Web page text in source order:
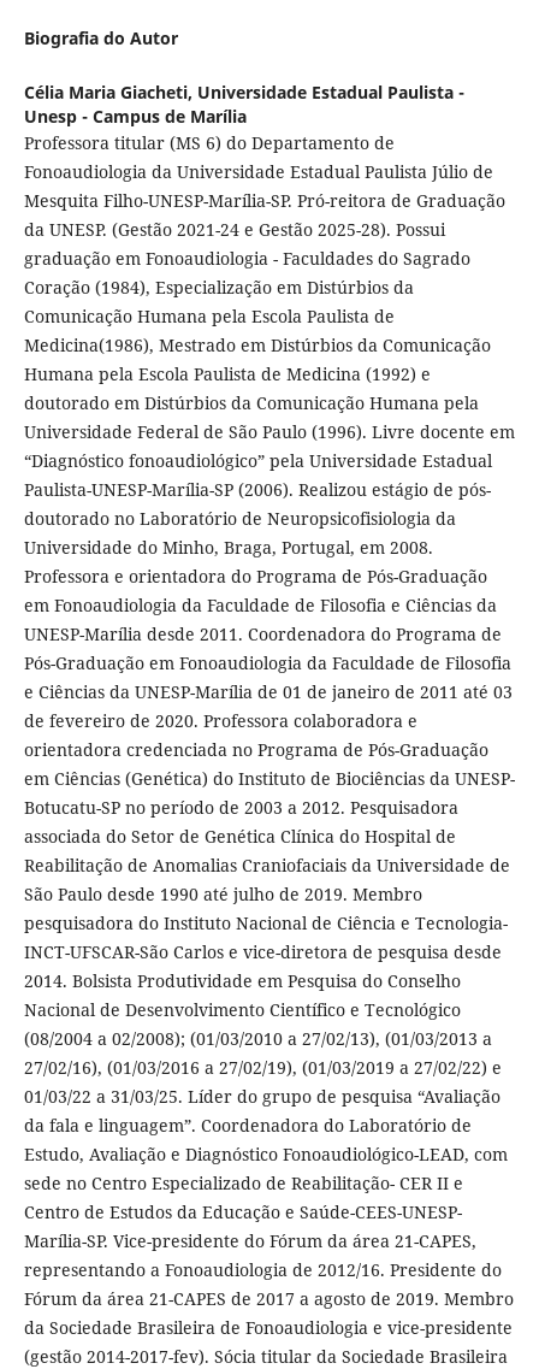
Biografia do Autor
Célia Maria Giacheti, Universidade Estadual Paulista -
Unesp - Campus de Marília
Professora titular (MS 6) do Departamento de
Fonoaudiologia da Universidade Estadual Paulista Júlio de
Mesquita Filho-UNESP-Marília-SP. Pró-reitora de Graduação
da UNESP. (Gestão 2021-24 e Gestão 2025-28). Possui
graduação em Fonoaudiologia - Faculdades do Sagrado
Coração (1984), Especialização em Distúrbios da
Comunicação Humana pela Escola Paulista de
Medicina(1986), Mestrado em Distúrbios da Comunicação
Humana pela Escola Paulista de Medicina (1992) e
doutorado em Distúrbios da Comunicação Humana pela
Universidade Federal de São Paulo (1996). Livre docente em
“Diagnóstico fonoaudiológico” pela Universidade Estadual
Paulista-UNESP-Marília-SP (2006). Realizou estágio de pós-
doutorado no Laboratório de Neuropsicofisiologia da
Universidade do Minho, Braga, Portugal, em 2008.
Professora e orientadora do Programa de Pós-Graduação
em Fonoaudiologia da Faculdade de Filosofia e Ciências da
UNESP-Marília desde 2011. Coordenadora do Programa de
Pós-Graduação em Fonoaudiologia da Faculdade de Filosofia
e Ciências da UNESP-Marília de 01 de janeiro de 2011 até 03
de fevereiro de 2020. Professora colaboradora e
orientadora credenciada no Programa de Pós-Graduação
em Ciências (Genética) do Instituto de Biociências da UNESP-
Botucatu-SP no período de 2003 a 2012. Pesquisadora
associada do Setor de Genética Clínica do Hospital de
Reabilitação de Anomalias Craniofaciais da Universidade de
São Paulo desde 1990 até julho de 2019. Membro
pesquisadora do Instituto Nacional de Ciência e Tecnologia-
INCT-UFSCAR-São Carlos e vice-diretora de pesquisa desde
2014. Bolsista Produtividade em Pesquisa do Conselho
Nacional de Desenvolvimento Científico e Tecnológico
(08/2004 a 02/2008); (01/03/2010 a 27/02/13), (01/03/2013 a
27/02/16), (01/03/2016 a 27/02/19), (01/03/2019 a 27/02/22) e
01/03/22 a 31/03/25. Líder do grupo de pesquisa “Avaliação
da fala e linguagem”. Coordenadora do Laboratório de
Estudo, Avaliação e Diagnóstico Fonoaudiológico-LEAD, com
sede no Centro Especializado de Reabilitação- CER II e
Centro de Estudos da Educação e Saúde-CEES-UNESP-
Marília-SP. Vice-presidente do Fórum da área 21-CAPES,
representando a Fonoaudiologia de 2012/16. Presidente do
Fórum da área 21-CAPES de 2017 a agosto de 2019. Membro
da Sociedade Brasileira de Fonoaudiologia e vice-presidente
(gestão 2014-2017-fev). Sócia titular da Sociedade Brasileira